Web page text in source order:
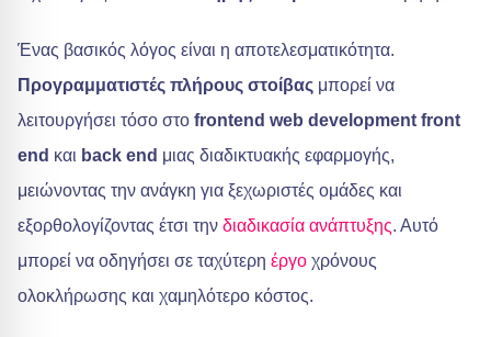
Ένας βασικός λόγος είναι η αποτελεσματικότητα.
Προγραμματιστές πλήρους στοίβας μπορεί να
λειτουργήσει τόσο στο frontend web development front
end και back end μιας διαδικτυακής εφαρμογής,
μειώνοντας την ανάγκη για ξεχωριστές ομάδες και
εξορθολογίζοντας έτσι την διαδικασία ανάπτυξης. Αυτό
μπορεί να οδηγήσει σε ταχύτερη έργο χρόνους
ολοκλήρωσης και χαμηλότερο κόστος.